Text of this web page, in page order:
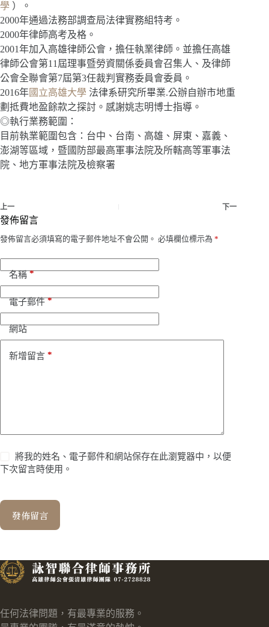
學 ）。
2000年通過法務部調查局法律實務組特考。
2000年律師高考及格。
2001年加入高雄律師公會，擔任執業律師。並擔任高雄
律師公會第11屆理事暨勞資關係委員會召集人、及律師
公會全聯會第7屆第3任裁判實務委員會委員。
2016年國立高雄大學 法律系研究所畢業.公辦自辦市地重
劃抵費地盈餘款之探討。感謝姚志明博士指導。
◎執行業務範圍：
目前執業範圍包含：台中、台南、高雄、屏東、嘉義、
澎湖等區域，暨國防部最高軍事法院及所轄高等軍事法
院、地方軍事法院及檢察署
上一 下一
發佈留言
發佈留言必須填寫的電子郵件地址不會公開。 必填欄位標示為 *
名稱*
電子郵件*
網站
新增留言 *
將我的姓名、電子郵件和網站保存在此瀏覽器中，以便
下次留言時使用。
發佈留言
任何法律問題，有最專業的服務。